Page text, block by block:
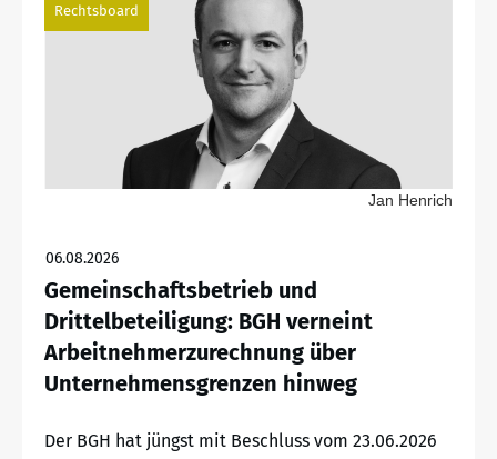
Rechtsboard
Jan Henrich
06.08.2026
Gemeinschaftsbetrieb und
Drittelbeteiligung: BGH verneint
Arbeitnehmerzurechnung über
Unternehmensgrenzen hinweg
Der BGH hat jüngst mit Beschluss vom 23.06.2026